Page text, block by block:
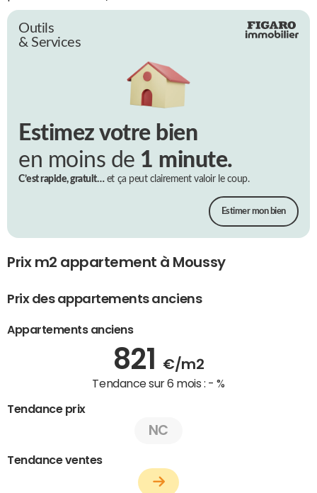
Outils
& Services
Estimez votre bien
en moins de 1 minute.
C’est rapide, gratuit…et ça peut clairement valoir le coup.
Estimer mon bien
Prix m2 appartement à Moussy
Prix des appartements anciens
Appartements anciens
821 €/m2
Tendance sur 6 mois : - %
Tendance prix
NC
Tendance ventes